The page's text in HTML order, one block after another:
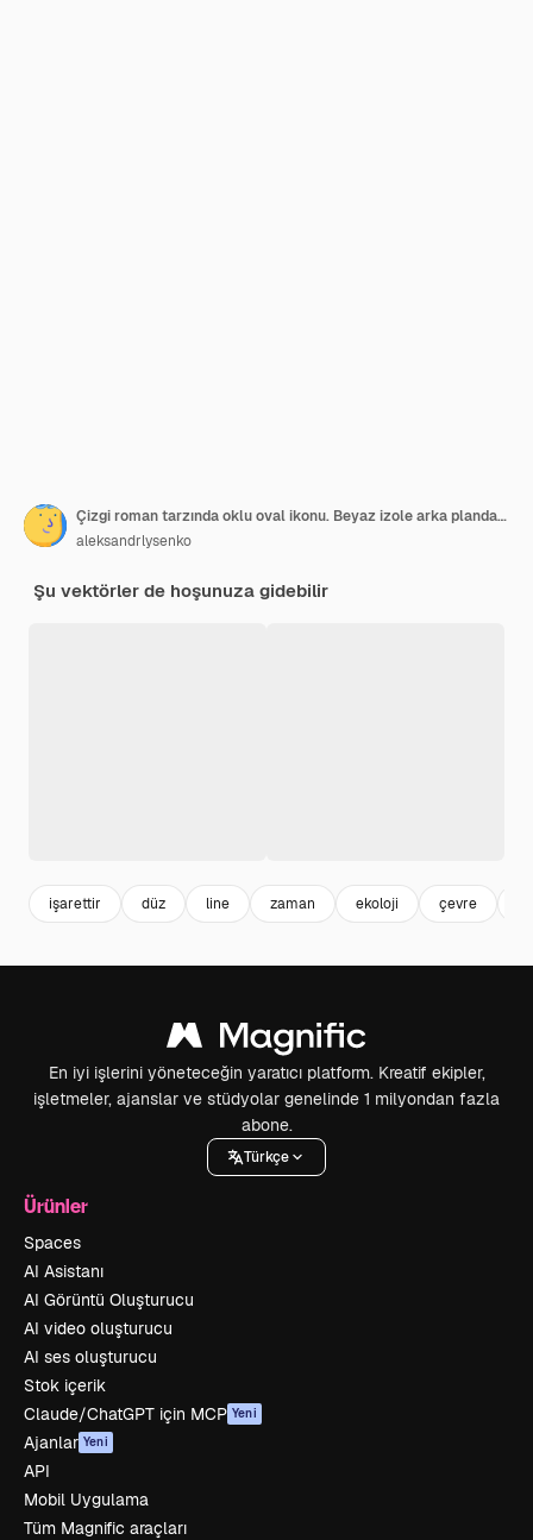
Çizgi roman tarzında oklu oval ikonu. Beyaz izole arka planda tutarlılık tekrarı vektör çizgi film illüstrasyonu. Yeniden yükleme döndürme iş konsepti sıçrama efekti
aleksandrlysenko
Şu vektörler de hoşunuza gidebilir
işarettir düz line zaman ekoloji çevre
En iyi işlerini yöneteceğin yaratıcı platform. Kreatif ekipler,
işletmeler, ajanslar ve stüdyolar genelinde 1 milyondan fazla
abone.
Türkçe
Ürünler
Spaces
AI Asistanı
AI Görüntü Oluşturucu
AI video oluşturucu
AI ses oluşturucu
Stok içerik
Claude/ChatGPT için MCP Yeni
Ajanlar Yeni
API
Mobil Uygulama
Tüm Magnific araçları